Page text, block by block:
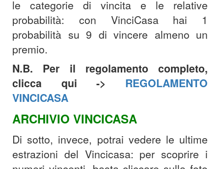
le categorie di vincita e le relative
probabilità: con VinciCasa hai 1
probabilità su 9 di vincere almeno un
premio.
N.B. Per il regolamento completo,
clicca qui -> REGOLAMENTO
VINCICASA
ARCHIVIO VINCICASA
Di sotto, invece, potrai vedere le ultime
estrazioni del Vincicasa: per scoprire i